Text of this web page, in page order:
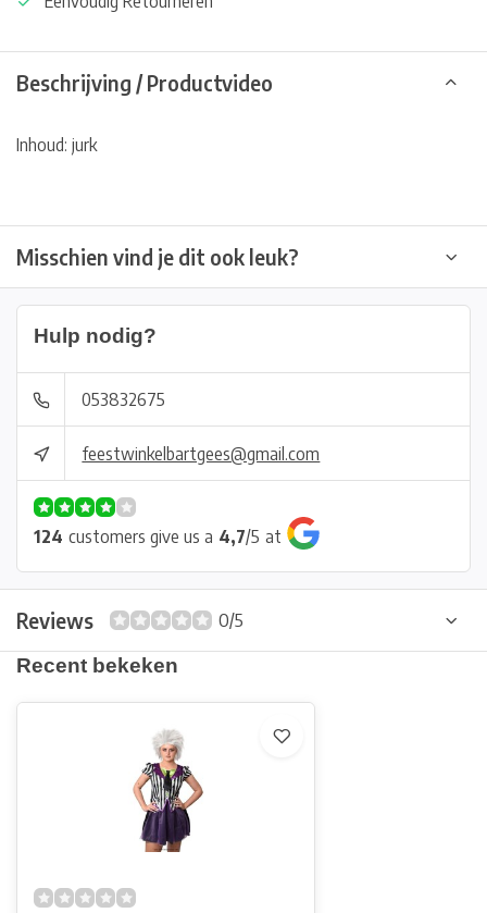
Beschrijving / Productvideo
Inhoud: jurk
Misschien vind je dit ook leuk?
Hulp nodig?
053832675
feestwinkelbartgees@gmail.com
124 customers give us a 4,7/5 at
Reviews
0/5
Recent bekeken